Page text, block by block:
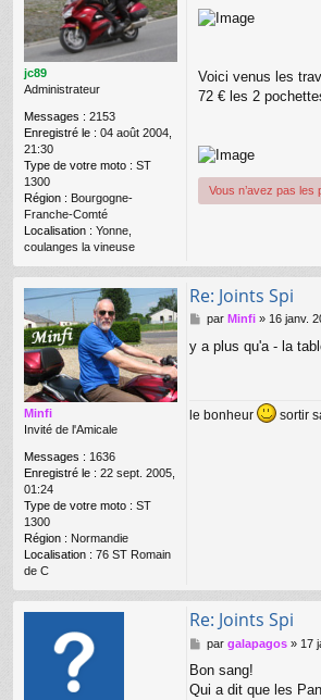
jc89
Administrateur
Messages : 2153
Enregistré le : 04 août 2004,
21:30
Type de votre moto : ST
1300
Région : Bourgogne-
Franche-Comté
Localisation : Yonne,
coulanges la vineuse
e
s
g
e
Voici venus les
72 € les 2
Vous n’avez pas
Minfi
Invité de l'Amicale
Messages : 1636
Enregistré le : 22 sept. 2005,
01:24
Type de votre moto : ST
1300
Région : Normandie
Localisation : 76 ST Romain
de C
Re: Joints Spi
M
s
e
par Minfi» 16 janv.
y a plus qu'a - la
le bonheur sortir
Re: Joints Spi
M
s
s
par galapagos» 17
Bon sang!
Qui a dit que les